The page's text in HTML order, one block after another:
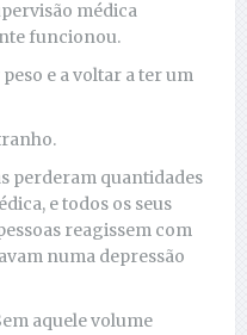
médica
funcionou.
e a voltar a ter um
perderam quantidades
e todos os seus
reagissem com
numa depressão
aquele volume